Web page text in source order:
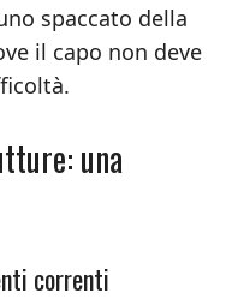
spaccato della
il capo non deve
una
correnti